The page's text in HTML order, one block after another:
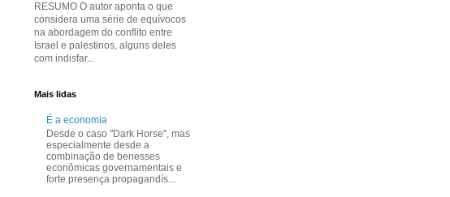
RESUMO O autor aponta o que
considera uma série de equívocos
na abordagem do conflito entre
Israel e palestinos, alguns deles
com indisfar...
Mais lidas
É a economia
Desde o caso "Dark Horse", mas
especialmente desde a
combinação de benesses
econômicas governamentais e
forte presença propagandís...